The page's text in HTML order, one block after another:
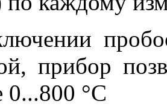
прибор
0...800 °С